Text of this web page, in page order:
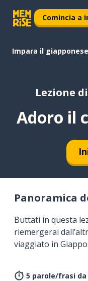
Comincia a
Impara il giapponese
Lezione
Adoro il
Panoramica
Buttati in questa
riemergerai
viaggiato in
5 parole/frasi